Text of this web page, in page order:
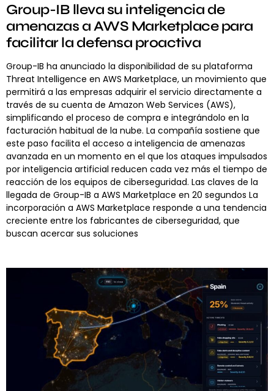
Group-IB lleva su inteligencia de
amenazas a AWS Marketplace para
facilitar la defensa proactiva
Group-IB ha anunciado la disponibilidad de su plataforma
Threat Intelligence en AWS Marketplace, un movimiento que
permitirá a las empresas adquirir el servicio directamente a
través de su cuenta de Amazon Web Services (AWS),
simplificando el proceso de compra e integrándolo en la
facturación habitual de la nube. La compañía sostiene que
este paso facilita el acceso a inteligencia de amenazas
avanzada en un momento en el que los ataques impulsados
por inteligencia artificial reducen cada vez más el tiempo de
reacción de los equipos de ciberseguridad. Las claves de la
llegada de Group-IB a AWS Marketplace en 20 segundos La
incorporación a AWS Marketplace responde a una tendencia
creciente entre los fabricantes de ciberseguridad, que
buscan acercar sus soluciones